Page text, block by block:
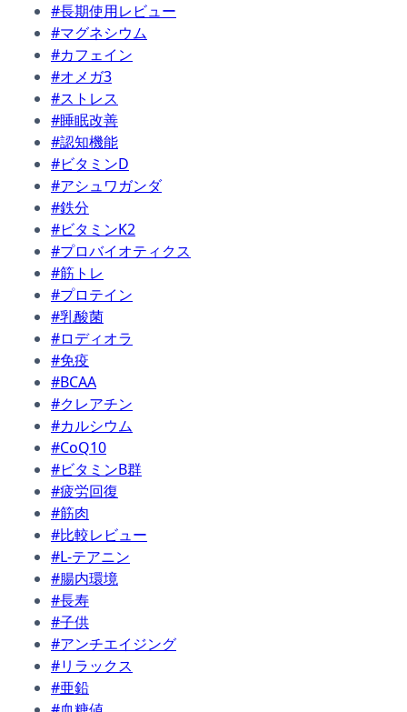
#長期使用レビュー
#マグネシウム
#カフェイン
#オメガ3
#ストレス
#睡眠改善
#認知機能
#ビタミンD
#アシュワガンダ
#鉄分
#ビタミンK2
#プロバイオティクス
#筋トレ
#プロテイン
#乳酸菌
#ロディオラ
#免疫
#BCAA
#クレアチン
#カルシウム
#CoQ10
#ビタミンB群
#疲労回復
#筋肉
#比較レビュー
#L-テアニン
#腸内環境
#長寿
#子供
#アンチエイジング
#リラックス
#亜鉛